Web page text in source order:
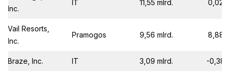
Inc.
IT 11,55 mlrd. 0,02
Vail Resorts,
Inc.
Pramogos 9,56 mlrd. 8,88
Braze, Inc. IT 3,09 mlrd. -0,38